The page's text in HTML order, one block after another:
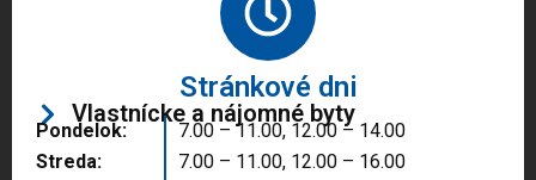
Stránkové dni
Vlastnícke a nájomné byty
Pondelok:
Streda:
7.00 – 11.00, 12.00 – 14.00
7.00 – 11.00, 12.00 – 16.00